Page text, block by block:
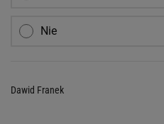
Nie
Dawid Franek